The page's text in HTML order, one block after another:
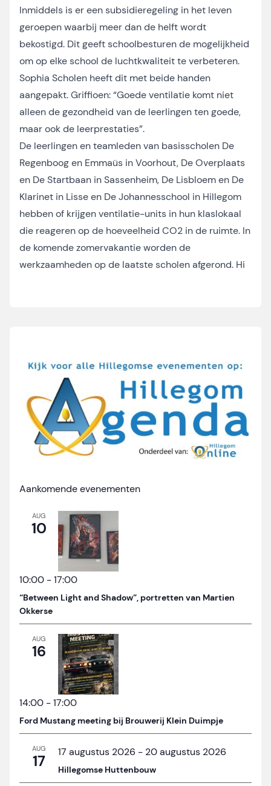
Inmiddels is er een subsidieregeling in het leven
geroepen waarbij meer dan de helft wordt
bekostigd. Dit geeft schoolbesturen de mogelijkheid
om op elke school de luchtkwaliteit te verbeteren.
Sophia Scholen heeft dit met beide handen
aangepakt. Griffioen: “Goede ventilatie komt niet
alleen de gezondheid van de leerlingen ten goede,
maar ook de leerprestaties”.
De leerlingen en teamleden van basisscholen De
Regenboog en Emmaüs in Voorhout, De Overplaats
en De Startbaan in Sassenheim, De Lisbloem en De
Klarinet in Lisse en De Johannesschool in Hillegom
hebben of krijgen ventilatie-units in hun klaslokaal
die reageren op de hoeveelheid CO2 in de ruimte. In
de komende zomervakantie worden de
werkzaamheden op de laatste scholen afgerond. Hi
Aankomende evenementen
AUG
10
10:00 -17:00
“Between Light and Shadow”, portretten van Martien
Okkerse
AUG
16
14:00 -17:00
Ford Mustang meeting bij Brouwerij Klein Duimpje
AUG
17 17 augustus 2026 - 20 augustus 2026
Hillegomse Huttenbouw